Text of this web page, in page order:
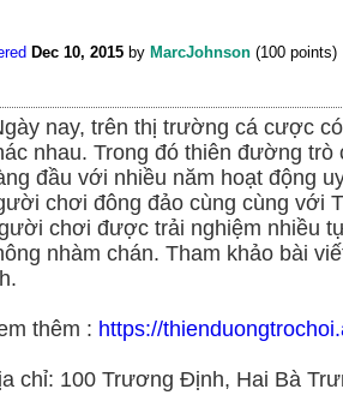
Dec 10, 2015 by MarcJohnson (100 points)
nay, trên thị trường cá cược
nhau. Trong đó thiên đường
đầu với nhiều năm hoạt động
chơi đông đảo cùng cùng với
chơi được trải nghiệm nhiều
nhàm chán. Tham khảo bài
thêm : https://
chỉ: 100 Trương Định, Hai Bà